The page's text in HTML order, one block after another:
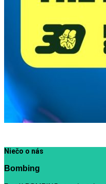
Niečo o nás
Bombing